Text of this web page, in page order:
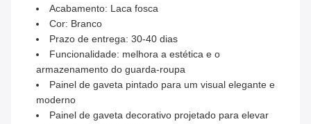
Acabamento: Laca fosca
Cor: Branco
Prazo de entrega: 30-40 dias
Funcionalidade: melhora a estética e o
armazenamento do guarda-roupa
Painel de gaveta pintado para um visual elegante e
moderno
Painel de gaveta decorativo projetado para elevar